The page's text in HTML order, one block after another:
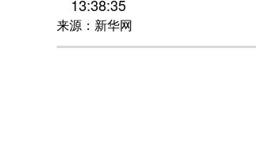
13:38:35
来源：新华网